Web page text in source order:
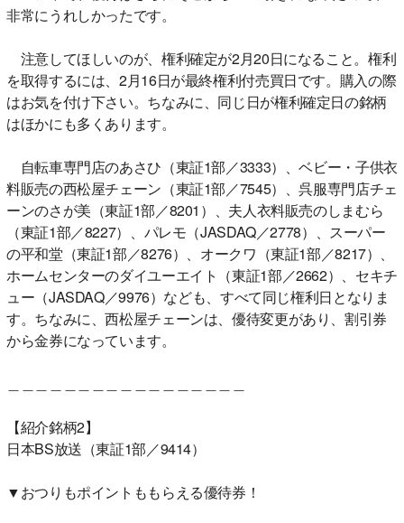
非常にうれしかったです。
注意してほしいのが、権利確定が2月20日になること。権利
を取得するには、2月16日が最終権利付売買日です。購入の際
はお気を付け下さい。ちなみに、同じ日が権利確定日の銘柄
はほかにも多くあります。
自転車専門店のあさひ（東証1部／3333）、ベビー・子供衣
料販売の西松屋チェーン（東証1部／7545）、呉服専門店チェ
ーンのさが美（東証1部／8201）、夫人衣料販売のしまむら
（東証1部／8227）、パレモ（JASDAQ／2778）、スーパー
の平和堂（東証1部／8276）、オークワ（東証1部／8217）、
ホームセンターのダイユーエイト（東証1部／2662）、セキチ
ュー（JASDAQ／9976）なども、すべて同じ権利日となりま
す。ちなみに、西松屋チェーンは、優待変更があり、割引券
から金券になっています。
【紹介銘柄2】
日本BS放送（東証1部／9414）
▼おつりもポイントももらえる優待券！